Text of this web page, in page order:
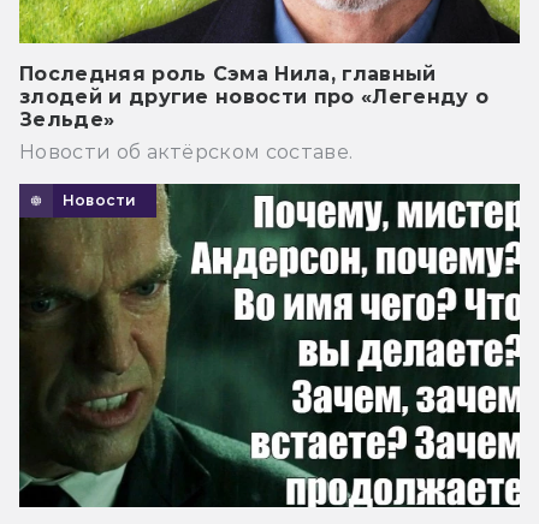
Последняя роль Сэма Нила, главный
злодей и другие новости про «Легенду о
Зельде»
Новости об актёрском составе.
Новости